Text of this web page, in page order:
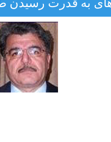
های به قدرت رسیدن